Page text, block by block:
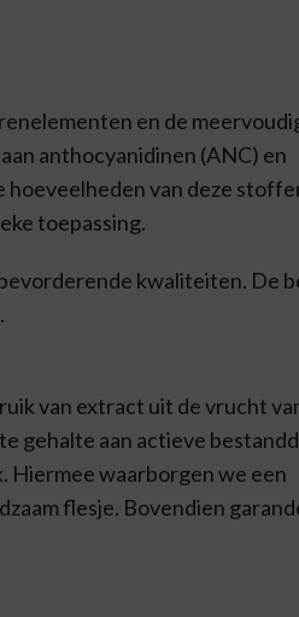
en de
anthocyanidinen (ANC) en
van deze
toepassing.
kwaliteiten. De
van extract uit de vrucht
gehalte aan actieve
Hiermee waarborgen we een
flesje. Bovendien